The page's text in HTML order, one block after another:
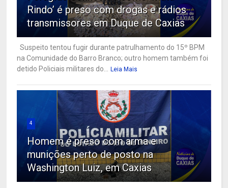
Rindo’ é preso com drogas e rádios
transmissores em Duque de Caxias
Suspeito tentou fugir durante patrulhamento do 15º BPM
na Comunidade do Barro Branco; outro homem também foi
detido Policiais militares do...
Leia Mais
4
Homem é preso com arma e
munições perto de posto na
Washington Luiz, em Caxias